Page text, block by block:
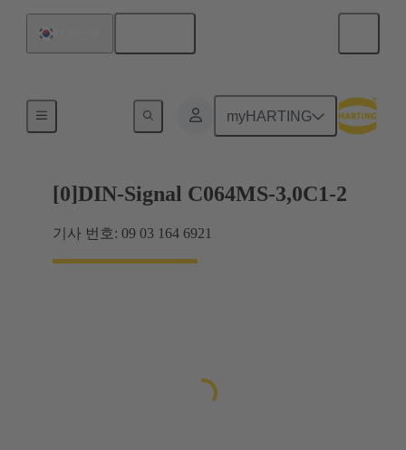
myHARTING
마더보드와 도터보드 연결
[0]DIN-Signal C064MS-3,0C1-2
기사 번호: 09 03 164 6921